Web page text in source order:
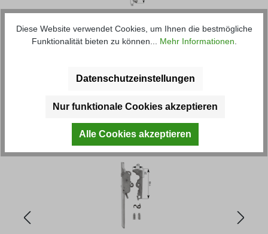
Kunden haben sich ebenfalls
angesehen
Diese Website verwendet Cookies, um Ihnen die bestmögliche
Funktionalität bieten zu können... Mehr Informationen
Datenschutzeinstellungen
Nur funktionale Cookies akzeptieren
Alle Cookies akzeptieren